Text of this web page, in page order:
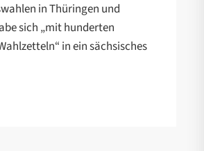
in Thüringen und
sich „mit hunderten
in ein sächsisches